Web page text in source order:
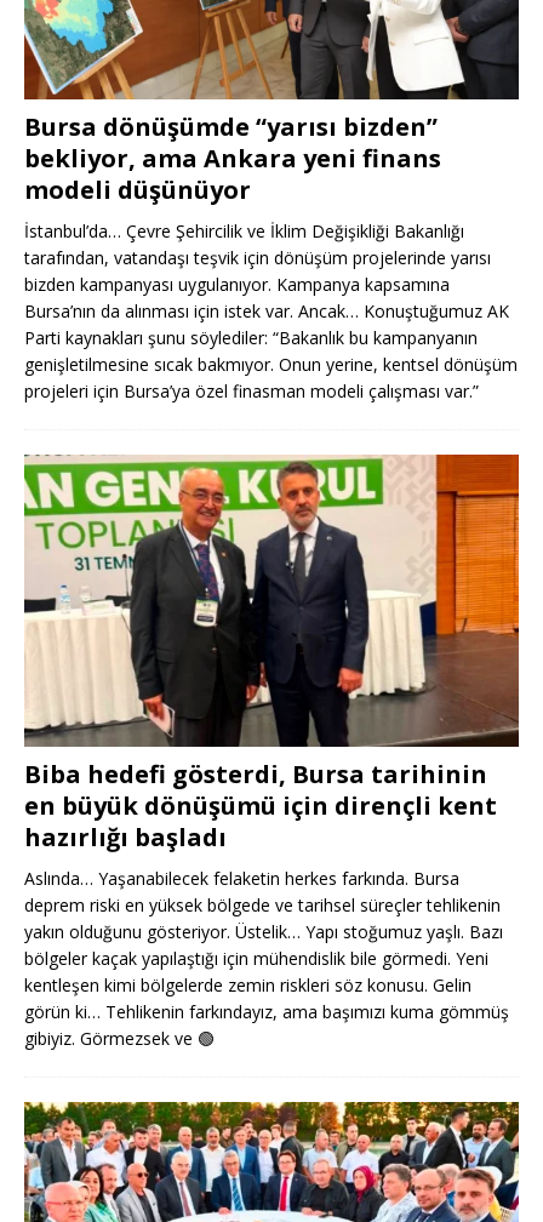
Bursa dönüşümde “yarısı bizden”
bekliyor, ama Ankara yeni finans
modeli düşünüyor
İstanbul’da… Çevre Şehircilik ve İklim Değişikliği Bakanlığı
tarafından, vatandaşı teşvik için dönüşüm projelerinde yarısı
bizden kampanyası uygulanıyor. Kampanya kapsamına
Bursa’nın da alınması için istek var. Ancak… Konuştuğumuz AK
Parti kaynakları şunu söylediler: “Bakanlık bu kampanyanın
genişletilmesine sıcak bakmıyor. Onun yerine, kentsel dönüşüm
projeleri için Bursa’ya özel finasman modeli çalışması var.”
Biba hedefi gösterdi, Bursa tarihinin
en büyük dönüşümü için dirençli kent
hazırlığı başladı
Aslında… Yaşanabilecek felaketin herkes farkında. Bursa
deprem riski en yüksek bölgede ve tarihsel süreçler tehlikenin
yakın olduğunu gösteriyor. Üstelik… Yapı stoğumuz yaşlı. Bazı
bölgeler kaçak yapılaştığı için mühendislik bile görmedi. Yeni
kentleşen kimi bölgelerde zemin riskleri söz konusu. Gelin
görün ki… Tehlikenin farkındayız, ama başımızı kuma gömmüş
gibiyiz. Görmezsek ve 🟢